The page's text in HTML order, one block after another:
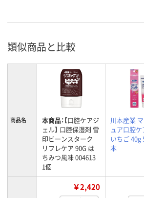
類似商品と比較
商品名 本商品：【口腔ケアジ
ェル】 口腔保湿剤 雪
印ビーンスターク
リフレケア 90G は
ちみつ風味 004613
1個
川本産業
ュア口腔
いちご 40g
本
￥2,420